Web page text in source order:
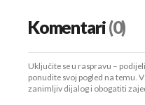
Komentari(0)
Uključite se u raspravu –
ponudite svoj pogled na temu.
zanimljiv dijalog i obogatiti